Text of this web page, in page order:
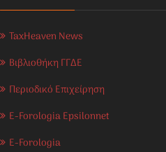
TaxHeaven News
Βιβλιοθήκη ΓΓΔΕ
Περιοδικό Επιχείρηση
E-Forologia Epsilonnet
E-Forologia